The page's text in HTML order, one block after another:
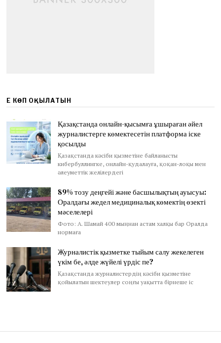
ЕҢ КӨП ОҚЫЛАТЫН
Қазақстанда онлайн-қысымға ұшыраған әйел
журналистерге көмектесетін платформа іске
қосылды
Қазақстанда кәсіби қызметіне байланысты
кибербуллингке, онлайн-қудалауға, қоқан-лоқы мен
әлеуметтік желілердегі
89% тозу деңгейі және басшылықтың ауысуы:
Оралдағы жедел медициналық көмектің өзекті
мәселелері
Фото: А. Шамай 400 мыңнан астам халқы бар Оралда
нормаға
Журналистік қызметке тыйым салу жекелеген
үкім бе, әлде жүйелі үрдіс пе?
Қазақстанда журналистердің кәсіби қызметіне
қойылатын шектеулер соңғы уақытта бірнеше іс